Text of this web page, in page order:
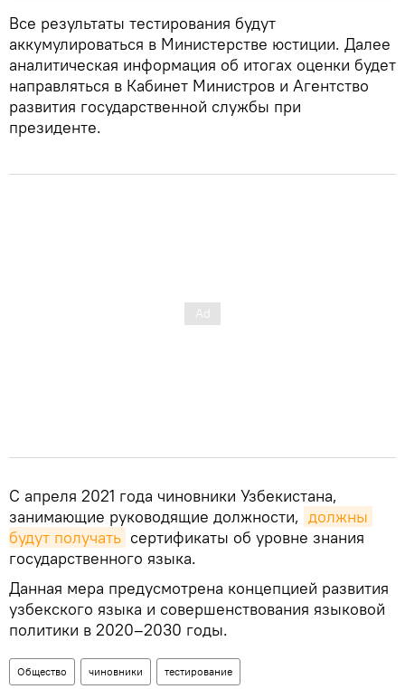
Все результаты тестирования будут
аккумулироваться в Министерстве юстиции. Далее
аналитическая информация об итогах оценки будет
направляться в Кабинет Министров и Агентство
развития государственной службы при
президенте.
С апреля 2021 года чиновники Узбекистана,
занимающие руководящие должности, должны
будут получать сертификаты об уровне знания
государственного языка.
Данная мера предусмотрена концепцией развития
узбекского языка и совершенствования языковой
политики в 2020–2030 годы.
Общество чиновники тестирование